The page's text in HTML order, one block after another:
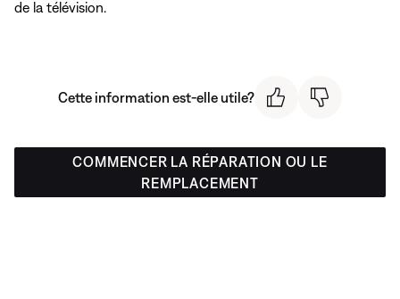
de la télévision.
Cette information est-elle utile?
COMMENCER LA RÉPARATION OU LE
REMPLACEMENT